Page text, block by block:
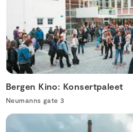
Bergen Kino: Konsertpaleet
Neumanns gate 3